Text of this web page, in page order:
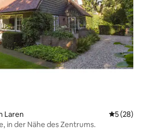
Laren
5 (28)
in der Nähe des Zentrums.